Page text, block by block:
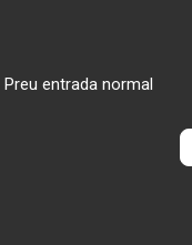
Preu entrada normal